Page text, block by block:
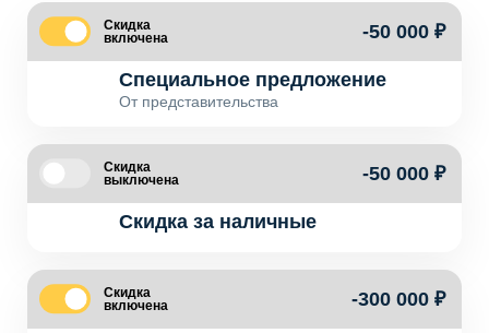
Скидка
включена
-50 000 ₽
Специальное предложение
От представительства
Скидка
выключена
-50 000 ₽
Скидка за наличные
Скидка
включена
-300 000 ₽